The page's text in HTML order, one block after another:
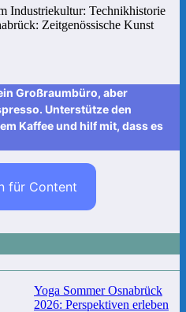
Industriekultur: Technikhistorie
Zeitgenössische Kunst
Großraumbüro, aber
Unterstütze den
Kaffee und hilf mit, dass es
für Content
Yoga Sommer Osnabrück
2026: Perspektiven erleben